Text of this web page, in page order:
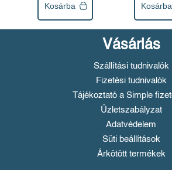
Kosárba Kosárba
Vásárlás
Szállítási tudnivalók
Fizetési tudnivalók
Tájékoztató a Simple
Üzletszabályzat
Adatvédelem
Süti beállítások
Árkötött termékek